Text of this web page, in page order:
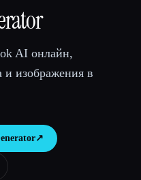
📈 Маркетологи
🎬Креаторы
AI онлайн,
и изображения в
↗︎